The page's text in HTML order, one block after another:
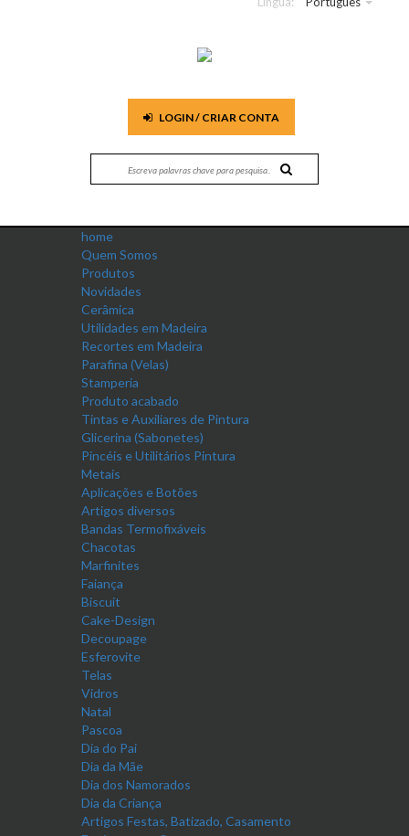
LOGIN / CRIAR CONTA
home
Quem Somos
Produtos
Novidades
Cerâmica
Utilidades em Madeira
Recortes em Madeira
Parafina (Velas)
Stamperia
Produto acabado
Tintas e Auxiliares de Pintura
Glicerina (Sabonetes)
Pincéis e Utilitários Pintura
Metais
Aplicações e Botões
Artigos diversos
Bandas Termofixáveis
Chacotas
Marfinites
Faiança
Biscuit
Cake-Design
Decoupage
Esferovite
Telas
Vidros
Natal
Pascoa
Dia do Pai
Dia da Mãe
Dia dos Namorados
Dia da Criança
Artigos Festas, Batizado, Casamento